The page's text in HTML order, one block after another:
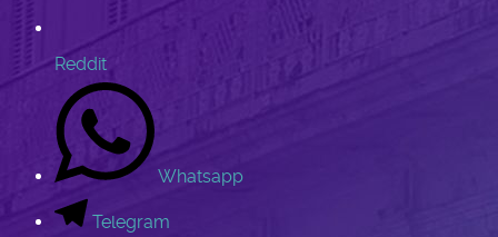
Reddit
Whatsapp
Telegram